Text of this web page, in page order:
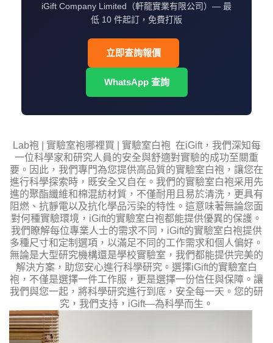
iGift Company Limited（軒龍實業有限公司）— 最
低 10 件起訂，免費打版
立即查詢報價
WhatsApp 查詢
Lab袍 | 實驗室袍哪裡買 | 實驗室白袍 在iGift，我們深知每
一位科學家和研究人員的安全與舒適對實驗的成功至關重
要。因此，我們專門為您提供高品質的實驗室白袍，讓您在
進行科學探索時，既安全又自在。我們的實驗室白袍采用先
進的聚酯纖維和棉混紡材質，不僅耐用且易於清洗，更具有
阻燃、抗靜電以及抗化學品污染的特性。這意味著無論您面
對何種實驗環境，iGift的實驗室白袍都能提供優異的保護。
我們瞭解每位專業人士的需求不同，iGift的實驗室白袍提供
多種尺寸和定制選項，以滿足不同的工作需求和個人偏好。
無論是大型研究機構還是學校實驗室，我們都能提供完美的
解決方案，助您安心進行科學研究。選擇iGift的實驗室白
袍，不僅是選擇一件工作服，更是選擇一份信任與保障。讓
我們與您一起，將科學研究進行到底，安全每一天。您的研
究，我們支持，iGift—為科學而生 。